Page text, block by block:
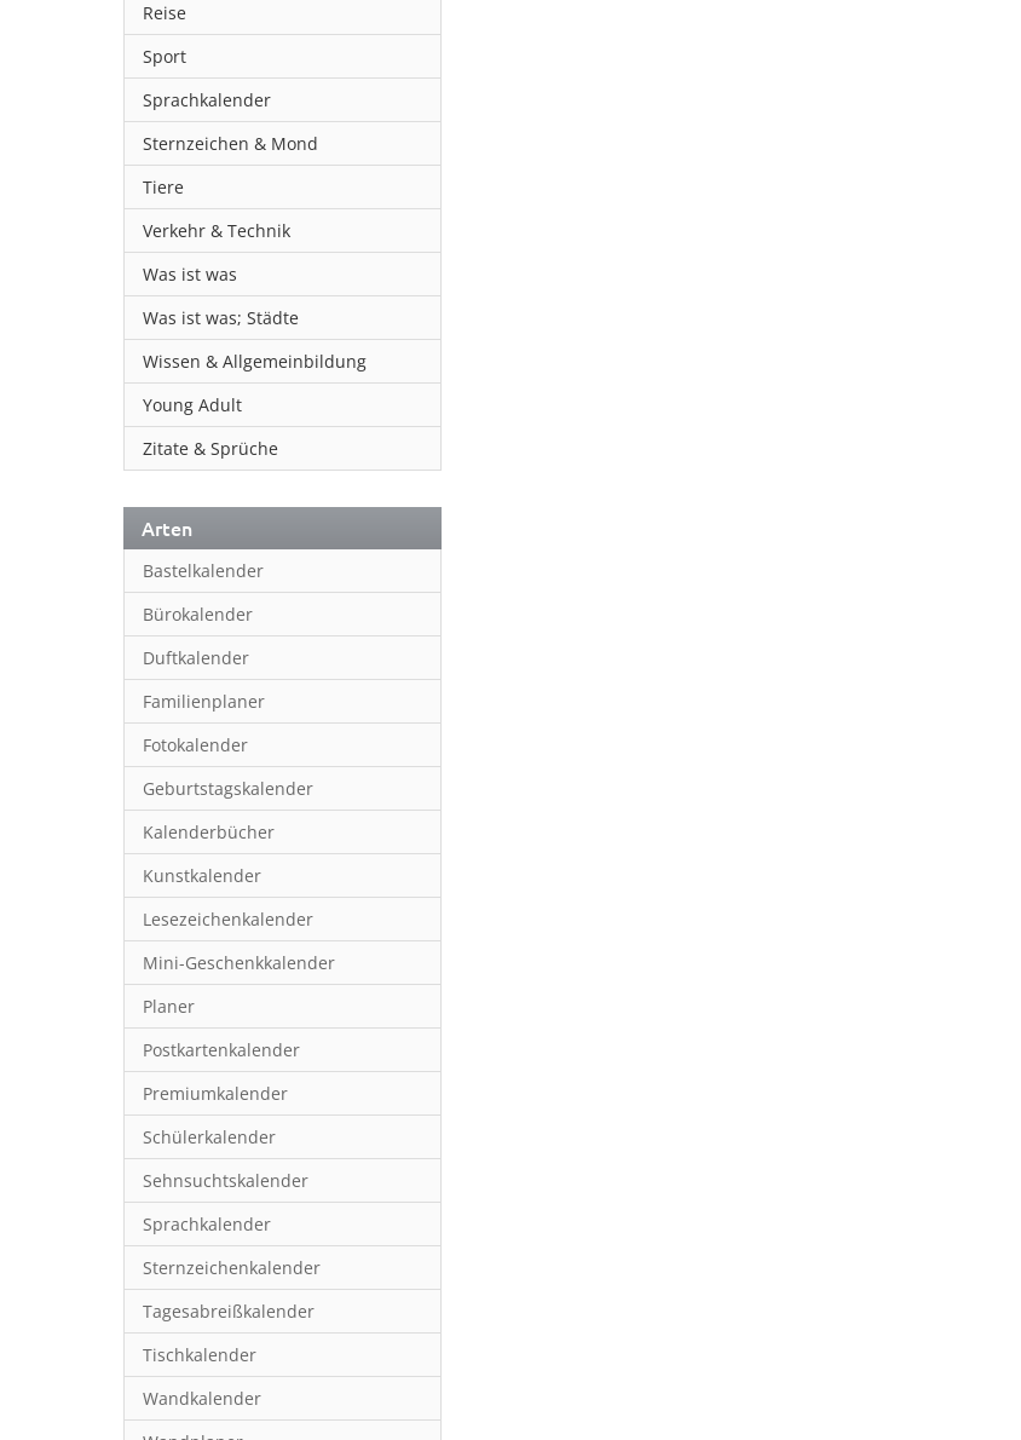
Reise
Sport
Sprachkalender
Sternzeichen & Mond
Tiere
Verkehr & Technik
Was ist was
Was ist was; Städte
Wissen & Allgemeinbildung
Young Adult
Zitate & Sprüche
Arten
Bastelkalender
Bürokalender
Duftkalender
Familienplaner
Fotokalender
Geburtstagskalender
Kalenderbücher
Kunstkalender
Lesezeichenkalender
Mini-Geschenkkalender
Planer
Postkartenkalender
Premiumkalender
Schülerkalender
Sehnsuchtskalender
Sprachkalender
Sternzeichenkalender
Tagesabreißkalender
Tischkalender
Wandkalender